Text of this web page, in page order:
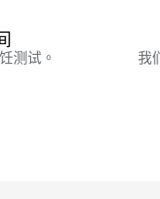
测试。 我